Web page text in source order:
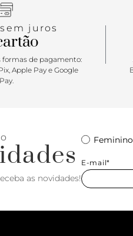
juros
formas de pagamento:
Apple Pay e Google
Pay.
as novidades!
Feminino
E-mail*